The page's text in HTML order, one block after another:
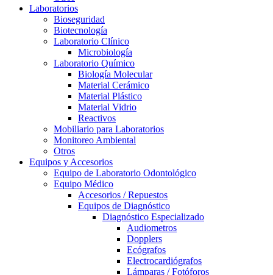
Laboratorios
Bioseguridad
Biotecnología
Laboratorio Clínico
Microbiología
Laboratorio Químico
Biología Molecular
Material Cerámico
Material Plástico
Material Vidrio
Reactivos
Mobiliario para Laboratorios
Monitoreo Ambiental
Otros
Equipos y Accesorios
Equipo de Laboratorio Odontológico
Equipo Médico
Accesorios / Repuestos
Equipos de Diagnóstico
Diagnóstico Especializado
Audiometros
Dopplers
Ecógrafos
Electrocardiógrafos
Lámparas / Fotóforos